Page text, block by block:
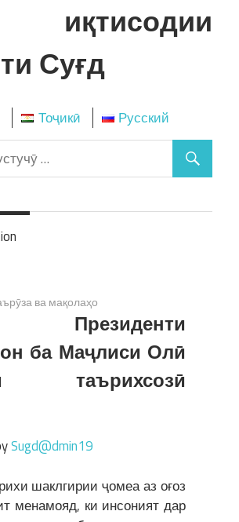
иқтисодии
Суғд
Тоҷикӣ Русский
ва мақолаҳо
Президенти
ба Маҷлиси Олӣ
таърихсозӣ
Sugd@dmin19
шаклгирии ҷомеа аз оғоз
менамояд, ки инсоният дар